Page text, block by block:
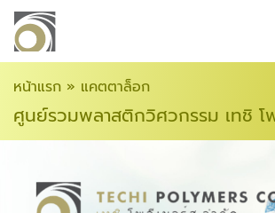
หน้าแรก » แคตตาล็อก
ศูนย์รวมพลาสติกวิศวกรรม เทชิ โ